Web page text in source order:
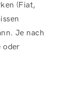
(Fiat,
Je nach
oder